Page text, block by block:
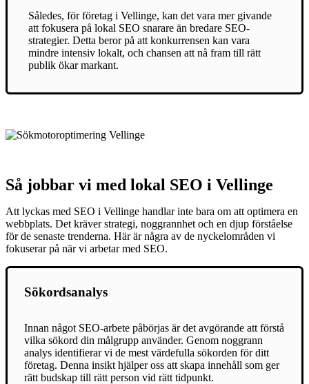
Således, för företag i Vellinge, kan det vara mer givande
att fokusera på lokal SEO snarare än bredare SEO-
strategier. Detta beror på att konkurrensen kan vara
mindre intensiv lokalt, och chansen att nå fram till rätt
publik ökar markant.
Så jobbar vi med lokal SEO i Vellinge
Att lyckas med SEO i Vellinge handlar inte bara om att optimera en
webbplats. Det kräver strategi, noggrannhet och en djup förståelse
för de senaste trenderna. Här är några av de nyckelområden vi
fokuserar på när vi arbetar med SEO.
Sökordsanalys
Innan något SEO-arbete påbörjas är det avgörande att förstå
vilka sökord din målgrupp använder. Genom noggrann
analys identifierar vi de mest värdefulla sökorden för ditt
företag. Denna insikt hjälper oss att skapa innehåll som ger
rätt budskap till rätt person vid rätt tidpunkt.